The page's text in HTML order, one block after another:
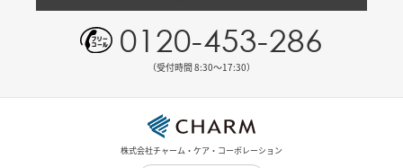
0120-453-286
（受付時間 8:30〜17:30）
株式会社チャーム・ケア・コーポレーション